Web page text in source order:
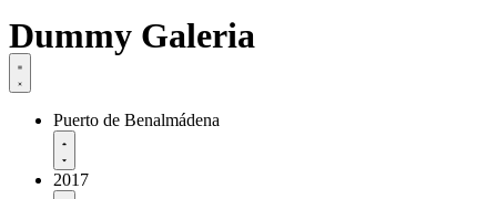
Dummy Galeria
Puerto de Benalmádena
2017